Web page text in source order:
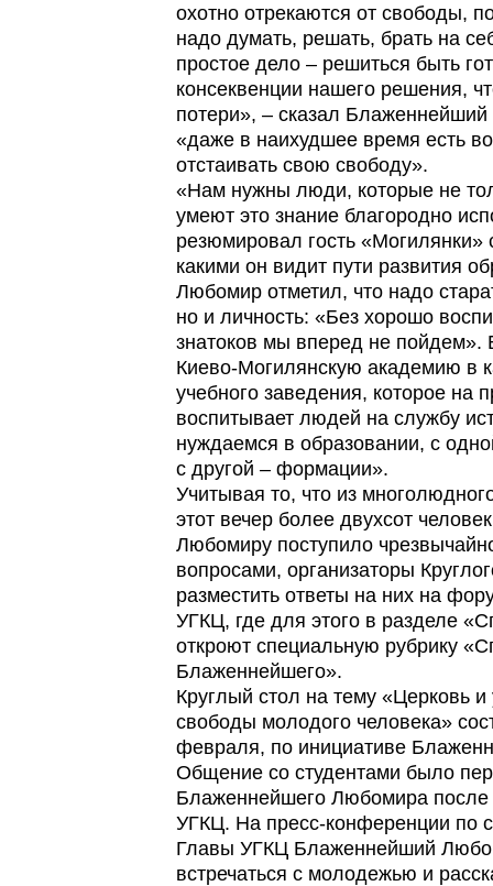
охотно отрекаются от свободы,
надо думать, решать, брать на
простое дело – решиться быть
консеквенции нашего решения,
потери», – сказал
«даже в наихудшее время есть
отстаивать свою свободу».
«Нам нужны люди, которые не
умеют это знание благородно
резюмировал гость «Могилянки»
какими он видит пути развития
Любомир отметил, что надо
но и личность: «Без хорошо
знатоков мы вперед не
Киево-Могилянскую академию в
учебного заведения, которое на
воспитывает людей на службу
нуждаемся в образовании, с
с другой – формации».
Учитывая то, что из
этот вечер более двухсот
Любомиру поступило
вопросами, организаторы
разместить ответы на них на
УГКЦ, где для этого в разделе
откроют специальную рубрику
Блаженнейшего».
Круглый стол на тему «Церковь и
свободы молодого человека»
февраля, по инициативе
Общение со студентами было
Блаженнейшего Любомира после
УГКЦ. На пресс-конференции по
Главы УГКЦ Блаженнейший
встречаться с молодежью и